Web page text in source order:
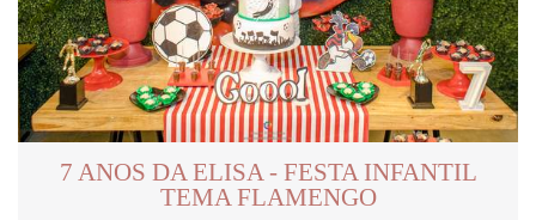
7 ANOS DA ELISA - FESTA INFANTIL
TEMA FLAMENGO